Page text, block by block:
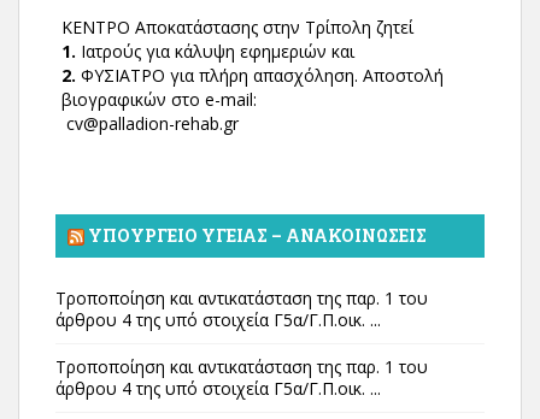
ΚΕΝΤΡΟ Αποκατάστασης στην Τρίπολη ζητεί
1. Ιατρούς για κάλυψη εφημεριών και
2. ΦΥΣΙΑΤΡΟ για πλήρη απασχόληση. Αποστολή
βιογραφικών στο e-mail:
cv@palladion-rehab.gr
ΥΠΟΥΡΓΕΊΟ ΥΓΕΊΑΣ – ΑΝΑΚΟΙΝΏΣΕΙΣ
Τροποποίηση και αντικατάσταση της παρ. 1 του
άρθρου 4 της υπό στοιχεία Γ5α/Γ.Π.οικ. ...
Τροποποίηση και αντικατάσταση της παρ. 1 του
άρθρου 4 της υπό στοιχεία Γ5α/Γ.Π.οικ. ...